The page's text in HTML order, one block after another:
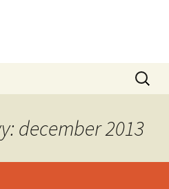
Hľadať:
december 2013